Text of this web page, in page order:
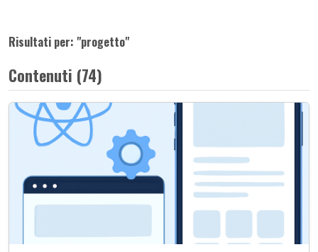
Risultati per: "progetto"
Contenuti (74)